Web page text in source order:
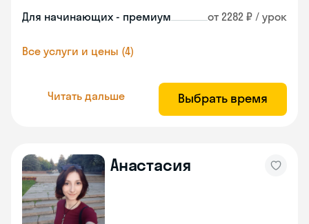
Для начинающих - премиум от 2282 ₽ / урок
Все услуги и цены (4)
Читать дальше Выбрать время
Анастасия